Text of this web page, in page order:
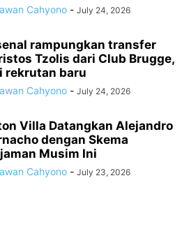
Cahyono - July 24, 2026
rampungkan transfer
Tzolis dari Club Brugge,
rekrutan baru
Cahyono - July 24, 2026
Villa Datangkan Alejandro
dengan Skema
Musim Ini
Cahyono - July 23, 2026